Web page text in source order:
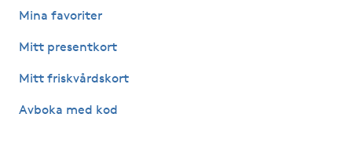
IPL
Mina favoriter
Mitt presentkort
Mitt friskvårdskort
Avboka med kod